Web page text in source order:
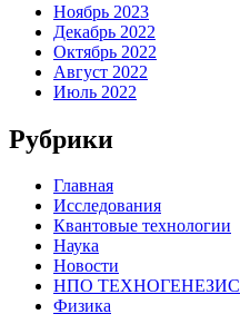
Ноябрь 2023
Декабрь 2022
Октябрь 2022
Август 2022
Июль 2022
Рубрики
Главная
Исследования
Квантовые технологии
Наука
Новости
НПО ТЕХНОГЕНЕЗИС
Физика